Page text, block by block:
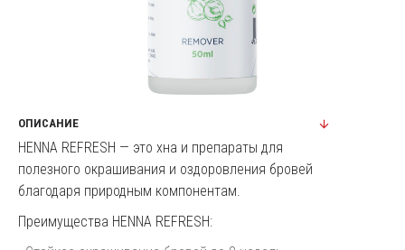
ОПИСАНИЕ
HENNA REFRESH — это хна и препараты для
полезного окрашивания и оздоровления бровей
благодаря природным компонентам.
Преимущества HENNA REFRESH: